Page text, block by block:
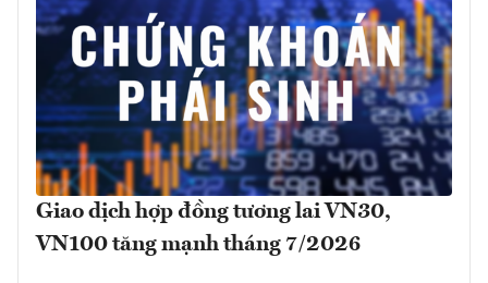
Giao dịch hợp đồng tương lai VN30,
VN100 tăng mạnh tháng 7/2026